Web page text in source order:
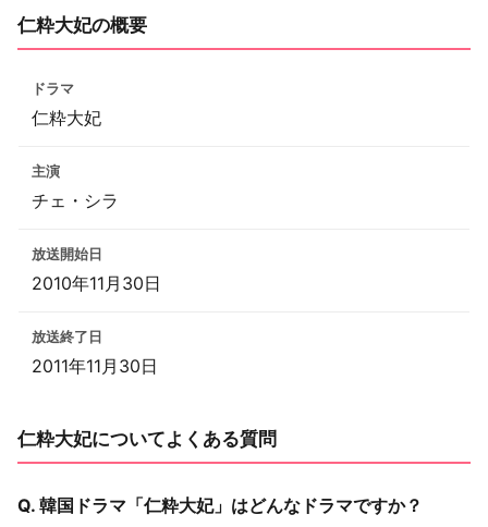
仁粋大妃の概要
ドラマ
仁粋大妃
主演
チェ・シラ
放送開始日
2010年11月30日
放送終了日
2011年11月30日
仁粋大妃についてよくある質問
Q. 韓国ドラマ「仁粋大妃」はどんなドラマですか？